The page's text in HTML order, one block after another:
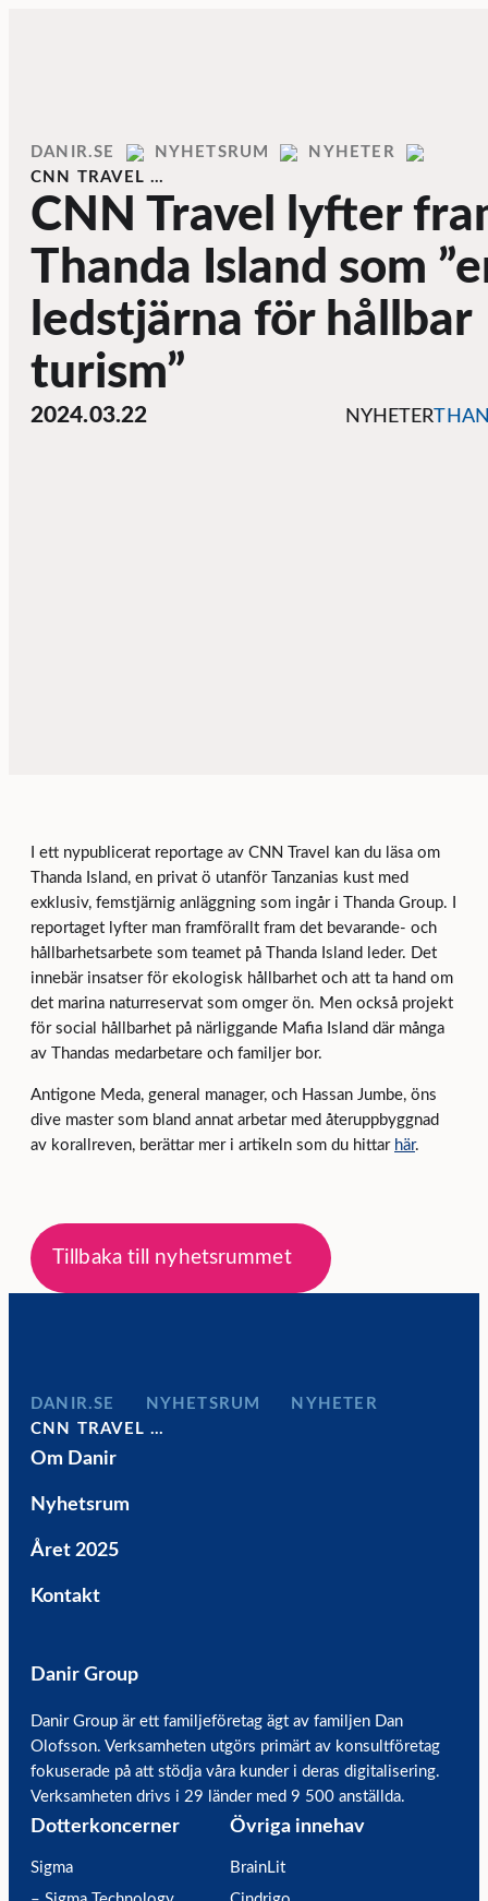
DANIR NYHETSRUM
NYHETER
CNN TRAVEL …
CNN Travel lyfter
Thanda Island som
ledstjärna för hållbar
turism”
2024.03.22 NYHETER
I ett nypublicerat reportage av CNN Travel kan du läsa om
Thanda Island, en privat ö utanför Tanzanias kust med
exklusiv, femstjärnig anläggning som ingår i Thanda Group. I
reportaget lyfter man framförallt fram det bevarande- och
hållbarhetsarbete som teamet på Thanda Island leder. Det
innebär insatser för ekologisk hållbarhet och att ta hand om
det marina naturreservat som omger ön. Men också projekt
för social hållbarhet på närliggande Mafia Island där många
av Thandas medarbetare och familjer bor.
Antigone Meda, general manager, och Hassan Jumbe, öns
dive master som bland annat arbetar med återuppbyggnad
av korallreven, berättar mer i artikeln som du hittar här.
Tillbaka till nyhetsrummet
DANIR NYHETSRUM
NYHETER
CNN TRAVEL …
Om Danir
Nyhetsrum
Året 2025
Kontakt
Danir Group
Danir Group är ett familjeföretag ägt av familjen Dan
Olofsson. Verksamheten utgörs primärt av konsultföretag
fokuserade på att stödja våra kunder i deras digitalisering.
Verksamheten drivs i 29 länder med 9 500 anställda.
Dotterkoncerner
Sigma
Övriga innehav
BrainLit